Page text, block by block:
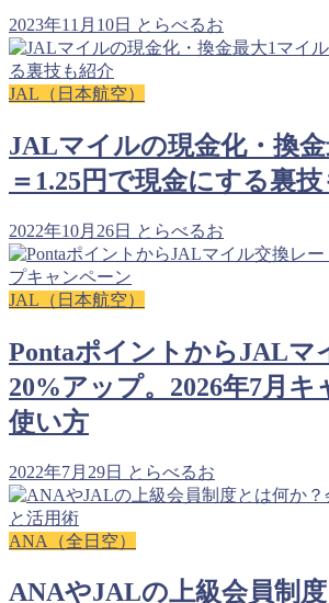
2023年11月10日 とらべるお
JAL（日本航空）
JALマイルの現金化・換
＝1.25円で現金にする裏
2022年10月26日 とらべるお
JAL（日本航空）
PontaポイントからJALマ
20%アップ。2026年7月キ
使い方
2022年7月29日 とらべるお
ANA（全日空）
ANAやJALの上級会員制